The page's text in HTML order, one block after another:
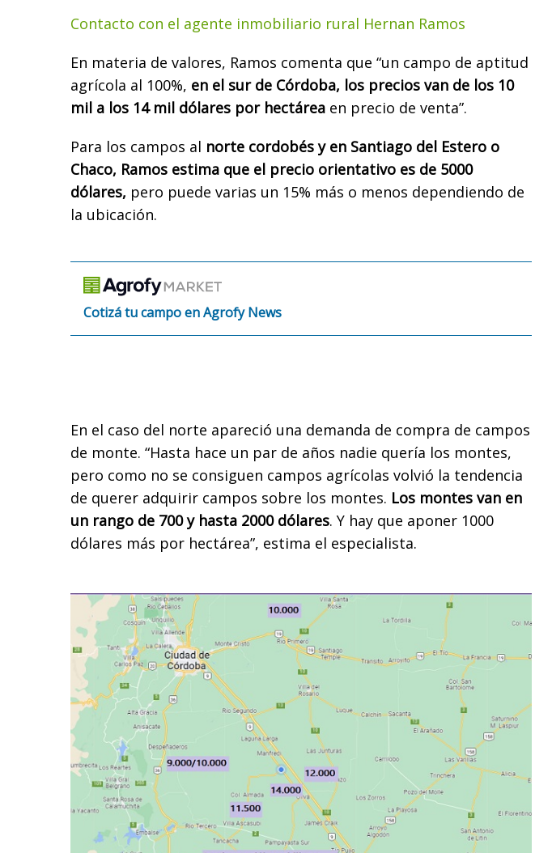
Contacto con el agente inmobiliario rural Hernan Ramos
En materia de valores, Ramos comenta que “un campo de aptitud
agrícola al 100%, en el sur de Córdoba, los precios van de los 10
mil a los 14 mil dólares por hectárea en precio de venta”.
Para los campos al norte cordobés y en Santiago del Estero o
Chaco, Ramos estima que el precio orientativo es de 5000
dólares, pero puede varias un 15% más o menos dependiendo de
la ubicación.
Cotizá tu campo en Agrofy News
En el caso del norte apareció una demanda de compra de campos
de monte. “Hasta hace un par de años nadie quería los montes,
pero como no se consiguen campos agrícolas volvió la tendencia
de querer adquirir campos sobre los montes. Los montes van en
un rango de 700 y hasta 2000 dólares. Y hay que aponer 1000
dólares más por hectárea”, estima el especialista.